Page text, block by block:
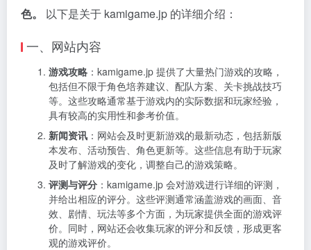
色。
以下是关于 kamigame.jp 的详细介绍：
一、网站内容
游戏攻略 ：kamigame.jp 提供了大量热门游戏的攻略，
包括但不限于角色培养建议、配队方案、关卡挑战技巧
等。这些攻略通常基于游戏内的实际数据和玩家经验，
具有较高的实用性和参考价值。
新闻资讯 ：网站会及时更新游戏的最新动态，包括新版
本发布、活动预告、角色更新等。这些信息有助于玩家
及时了解游戏的变化，调整自己的游戏策略。
评测与评分 ：kamigame.jp 会对游戏进行详细的评测，
并给出相应的评分。这些评测通常涵盖游戏的画面、音
效、剧情、玩法等多个方面，为玩家提供全面的游戏评
价。同时，网站还会收集玩家的评分和反馈，形成更客
观的游戏评价。